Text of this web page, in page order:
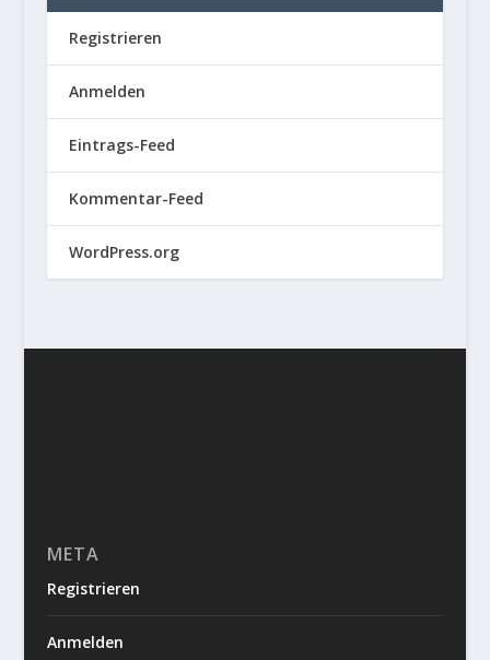
Registrieren
Anmelden
Eintrags-Feed
Kommentar-Feed
WordPress.org
META
Registrieren
Anmelden